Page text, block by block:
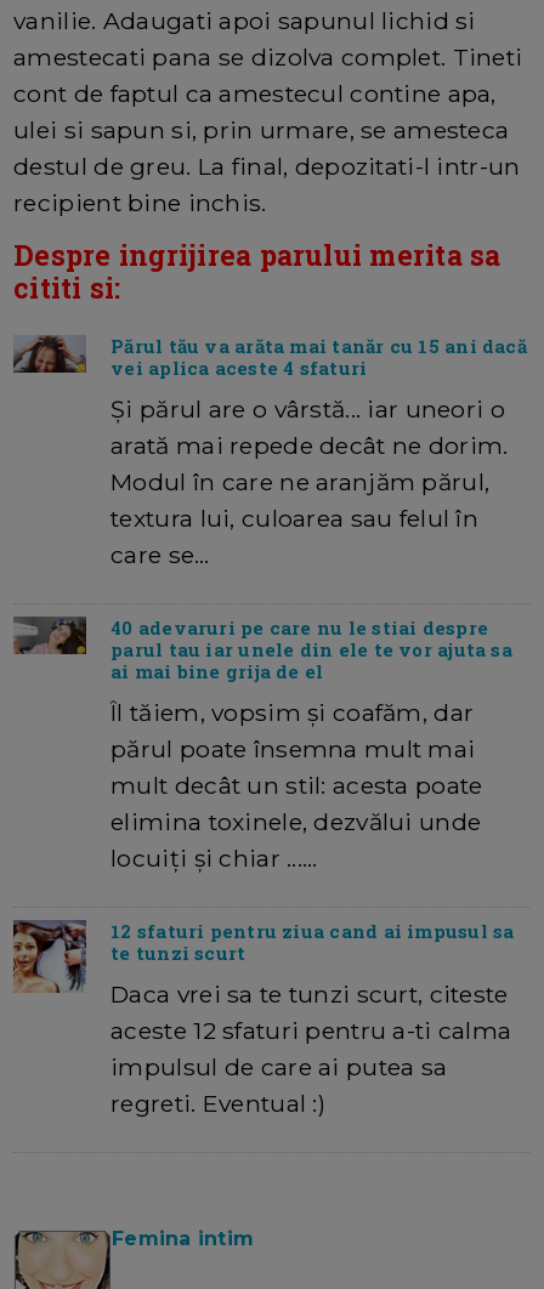
vanilie. Adaugati apoi sapunul lichid si
amestecati pana se dizolva complet. Tineti
cont de faptul ca amestecul contine apa,
ulei si sapun si, prin urmare, se amesteca
destul de greu. La final, depozitati-l intr-un
recipient bine inchis.
Despre ingrijirea parului merita sa
cititi si:
Părul tău va arăta mai tanăr cu 15 ani dacă
vei aplica aceste 4 sfaturi
Și părul are o vârstă... iar uneori o
arată mai repede decât ne dorim.
Modul în care ne aranjăm părul,
textura lui, culoarea sau felul în
care se…
40 adevaruri pe care nu le stiai despre
parul tau iar unele din ele te vor ajuta sa
ai mai bine grija de el
Îl tăiem, vopsim și coafăm, dar
părul poate însemna mult mai
mult decât un stil: acesta poate
elimina toxinele, dezvălui unde
locuiți și chiar ...…
12 sfaturi pentru ziua cand ai impusul sa
te tunzi scurt
Daca vrei sa te tunzi scurt, citeste
aceste 12 sfaturi pentru a-ti calma
impulsul de care ai putea sa
regreti. Eventual :)
Femina intim